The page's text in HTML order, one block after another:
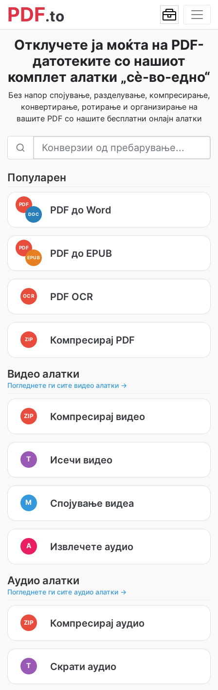
PDF.to
Отклучете ја моќта на PDF-
датотеките со нашиот
комплет алатки „сè-во-едно“
Без напор спојување, разделување, компресирање,
конвертирање, ротирање и организирање на
вашите PDF со нашите бесплатни онлајн алатки
Популарен
PDF
DOC PDF до Word
PDF
EPUB PDF до EPUB
OCR PDF OCR
ZIP Компресирај PDF
Видео алатки
Погледнете ги сите видео алатки →
ZIP Компресирај видео
T Исечи видео
M Спојување видеа
A Извлечете аудио
Аудио алатки
Погледнете ги сите аудио алатки →
ZIP Компресирај аудио
T Скрати аудио